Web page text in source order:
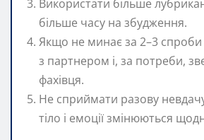
Використати більше
більше часу на збудження.
Якщо не минає за 2–3
з партнером і, за потреби,
фахівця.
Не сприймати разову
тіло і емоції змінюються